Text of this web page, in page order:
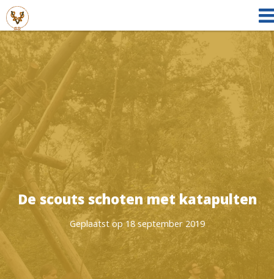
De scouts schoten met katapulten
Geplaatst op 18 september 2019